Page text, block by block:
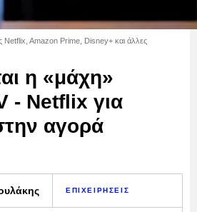
Netflix, Amazon Prime, Disney+ και άλλες
η «μάχη»
- Netflix για
αγορά
ΕΠΙΧΕΙΡΗΣΕΙΣ